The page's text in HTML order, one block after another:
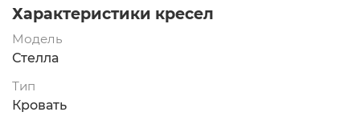
Характеристики кресел
Модель
Стелла
Тип
Кровать